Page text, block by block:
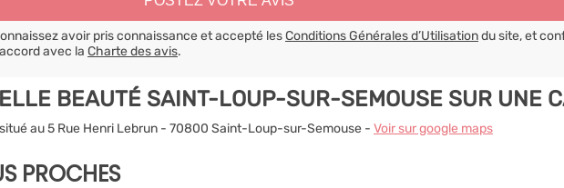
avoir pris connaissance et accepté lesConditions Générales d’Utilisationdu site, et
avec la Charte des avis.
BEAUTÉ SAINT-LOUP-SUR-SEMOUSE SUR UNE
au 5 Rue Henri Lebrun - 70800 Saint-Loup-sur-Semouse - Voir sur google maps
PROCHES